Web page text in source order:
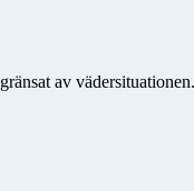
av